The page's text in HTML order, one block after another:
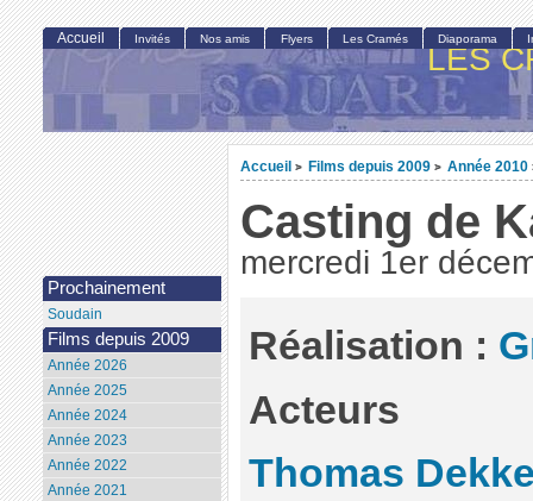
LES
Accueil > Films depuis 2009 > Année 2010
Casting de
mercredi 1er
Réalisation :
Acteurs
Thomas
Accueil Invités Nos amis Flyers Les Cramés Diaporama
Prochainement
Soudain
Films depuis 2009
Année 2026
Année 2025
Année 2024
Année 2023
Année 2022
Année 2021